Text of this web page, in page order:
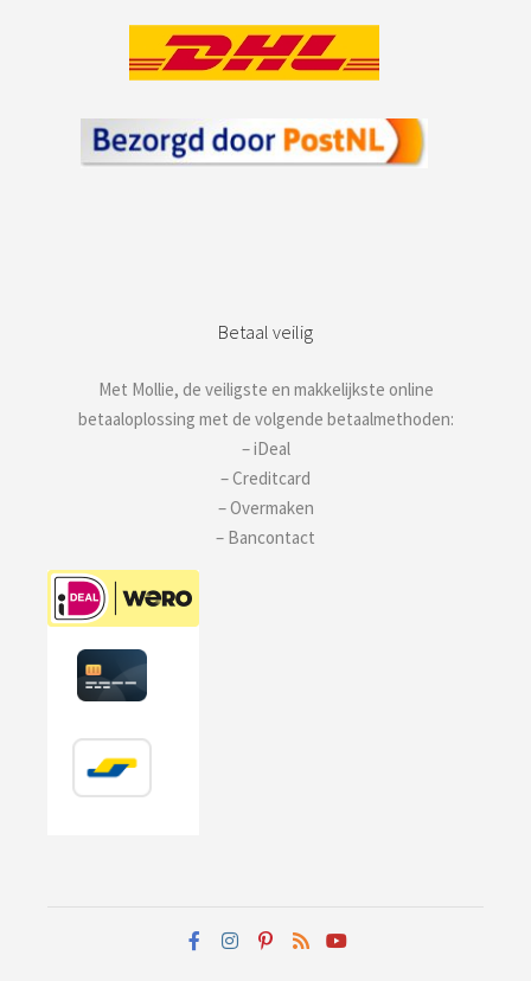
Betaal veilig
Met Mollie, de veiligste en makkelijkste online
betaaloplossing met de volgende betaalmethoden:
– iDeal
– Creditcard
– Overmaken
– Bancontact